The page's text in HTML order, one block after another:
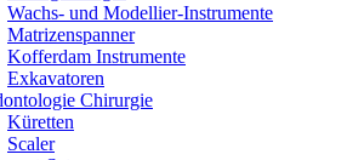
Wachs- und Modellier-Instrumente
Matrizenspanner
Kofferdam Instrumente
Exkavatoren
Chirurgie
Küretten
Scaler